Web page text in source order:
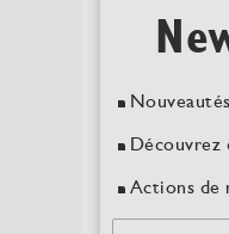
Découvrez
Actions de